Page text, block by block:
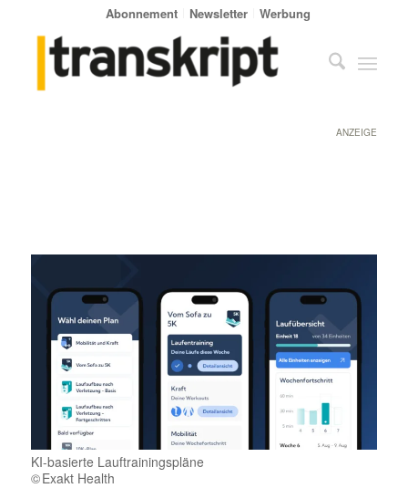
Abonnement Newsletter Werbung
ANZEIGE
KI-basierte Lauftrainingspläne
Exakt Health